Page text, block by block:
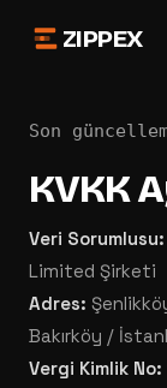
ZIPPEX
Son
KVKK
Veri Sorumlusu:
Limited Şirketi
Adres:
Bakırköy /
Vergi Kimlik No: